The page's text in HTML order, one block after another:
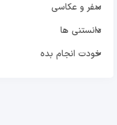
سفر و عکاسی
دانستنی ها
خودت انجام بده
باز”/ فکر می کنم